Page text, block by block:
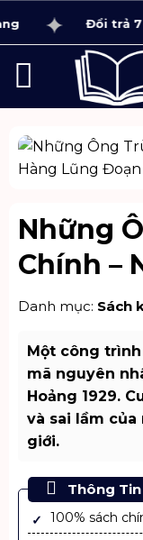
qua
Đổi trả 7
Những
Chính –
Hàng
Danh mục: Sách
Một công
mã nguyên
Hoảng 1929.
và sai lầm
giới.
Thông
100% sách